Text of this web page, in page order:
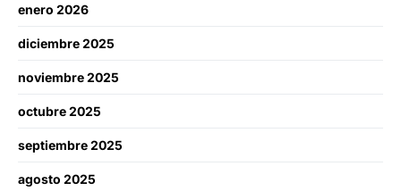
enero 2026
diciembre 2025
noviembre 2025
octubre 2025
septiembre 2025
agosto 2025